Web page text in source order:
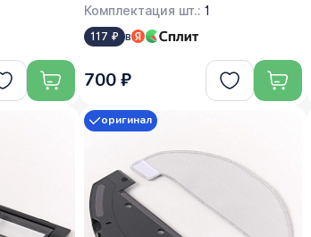
Комплектация шт.: 1
117 ₽ в
700 ₽
оригинал